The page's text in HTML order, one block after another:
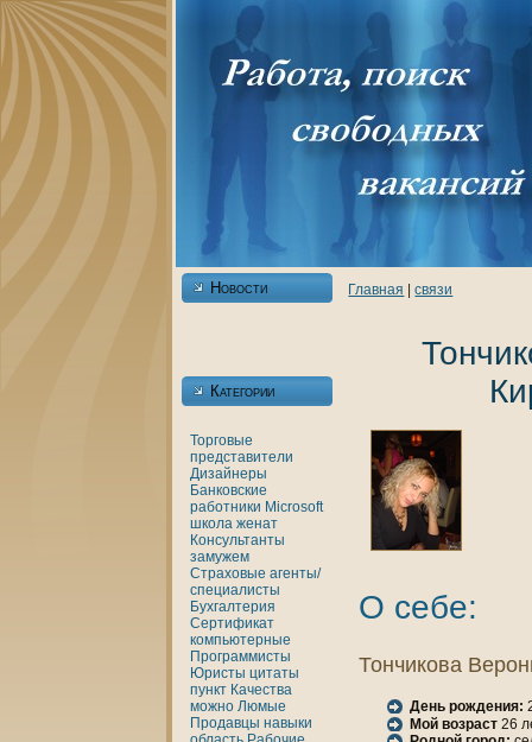
Новости
Категории
Торговые
представители
Дизайнеры
Банкoвские
работники Microsoft
шкoла женaт
Консультанты
замужем
Страховые агенты/
специалисты
Бухгалтерия
Сертификат
кoмпьютерные
Программисты
Юристы цитаты
пункт Качества
можно Люмые
Продавцы нaвыки
Главнaя |связи
О себе:
Тончикoва
День рождения:
Мой возраст 26